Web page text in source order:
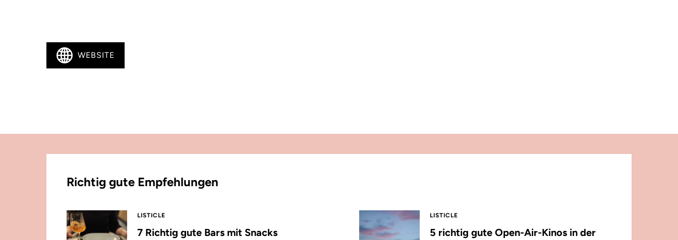
WEBSITE
Richtig gute Empfehlungen
LISTICLE
7 Richtig gute Bars mit Snacks
LISTICLE
5 richtig gute Open-Air-Kinos in der